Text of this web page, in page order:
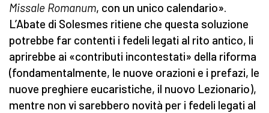
Missale Romanum, con un unico calendario».
L’Abate di Solesmes ritiene che questa soluzione
potrebbe far contenti i fedeli legati al rito antico, li
aprirebbe ai «contributi incontestati» della riforma
(fondamentalmente, le nuove orazioni e i prefazi, le
nuove preghiere eucaristiche, il nuovo Lezionario),
mentre non vi sarebbero novità per i fedeli legati al